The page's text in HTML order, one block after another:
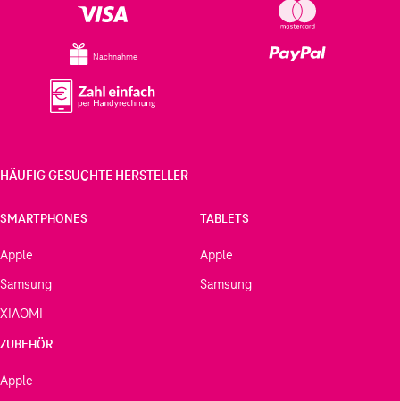
Nachnahme
HÄUFIG GESUCHTE HERSTELLER
SMARTPHONES
Apple
Samsung
XIAOMI
TABLETS
Apple
Samsung
ZUBEHÖR
Apple